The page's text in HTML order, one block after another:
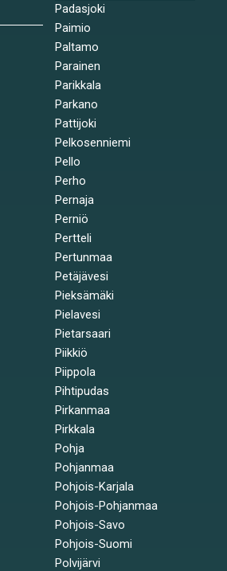
Padasjoki
Paimio
Paltamo
Parainen
Parikkala
Parkano
Pattijoki
Pelkosenniemi
Pello
Perho
Pernaja
Perniö
Pertteli
Pertunmaa
Petäjävesi
Pieksämäki
Pielavesi
Pietarsaari
Piikkiö
Piippola
Pihtipudas
Pirkanmaa
Pirkkala
Pohja
Pohjanmaa
Pohjois-Karjala
Pohjois-Pohjanmaa
Pohjois-Savo
Pohjois-Suomi
Polvijärvi